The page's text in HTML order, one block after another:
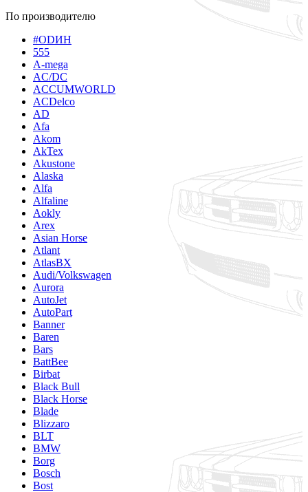
По производителю
#ODИН
555
A-mega
AC/DC
ACCUMWORLD
ACDelco
AD
Afa
Akom
AkTex
Akustone
Alaska
Alfa
Alfaline
Aokly
Arex
Asian Horse
Atlant
AtlasBX
Audi/Volkswagen
Aurora
AutoJet
AutoPart
Banner
Baren
Bars
BattBee
Birbat
Black Bull
Black Horse
Blade
Blizzaro
BLT
BMW
Borg
Bosch
Bost